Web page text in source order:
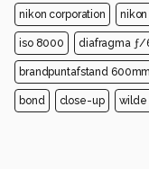
nikon corporation
iso 8000 diafragma ƒ/
brandpuntafstand 600mm
bond close-up wilde